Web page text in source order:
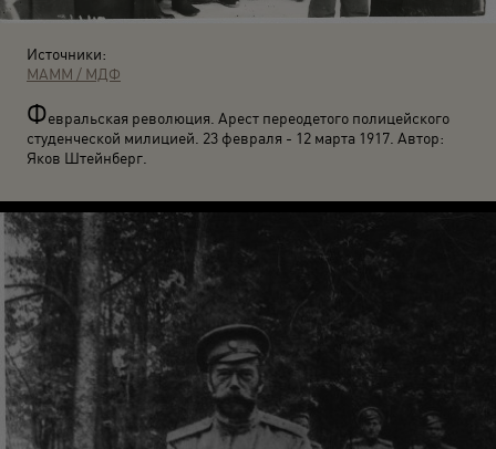
Источники:
МАММ / МДФ
Февральская революция. Арест переодетого полицейского
студенческой милицией. 23 февраля - 12 марта 1917. Автор:
Яков Штейнберг.